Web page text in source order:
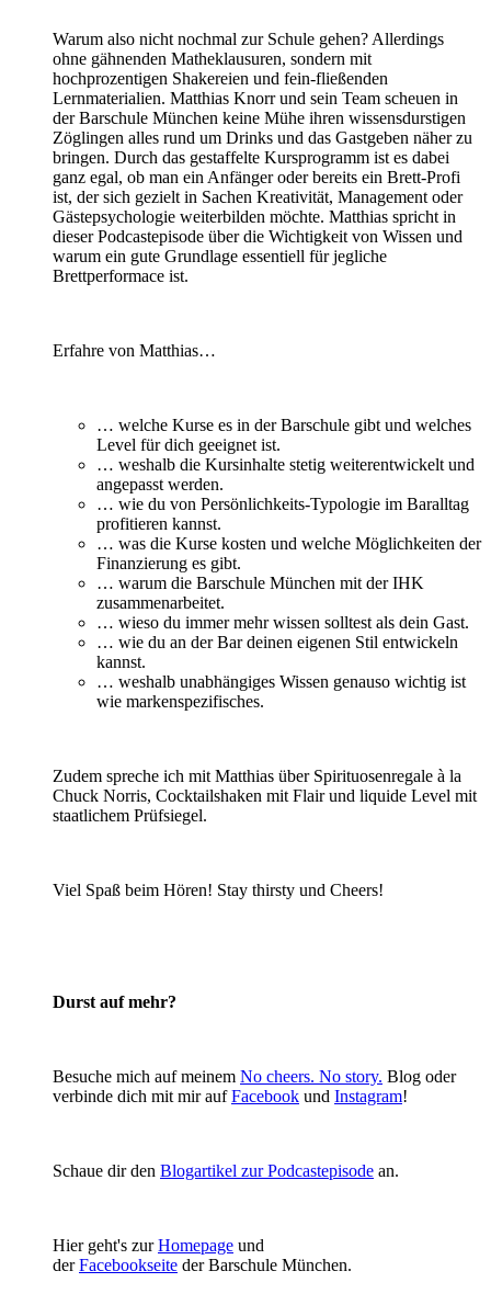
Warum also nicht nochmal zur Schule gehen? Allerdings
ohne gähnenden Matheklausuren, sondern mit
hochprozentigen Shakereien und fein-fließenden
Lernmaterialien. Matthias Knorr und sein Team scheuen in
der Barschule München keine Mühe ihren wissensdurstigen
Zöglingen alles rund um Drinks und das Gastgeben näher zu
bringen. Durch das gestaffelte Kursprogramm ist es dabei
ganz egal, ob man ein Anfänger oder bereits ein Brett-Profi
ist, der sich gezielt in Sachen Kreativität, Management oder
Gästepsychologie weiterbilden möchte. Matthias spricht in
dieser Podcastepisode über die Wichtigkeit von Wissen und
warum ein gute Grundlage essentiell für jegliche
Brettperformace ist.
Erfahre von Matthias…
… welche Kurse es in der Barschule gibt und welches
Level für dich geeignet ist.
… weshalb die Kursinhalte stetig weiterentwickelt und
angepasst werden.
… wie du von Persönlichkeits-Typologie im Baralltag
profitieren kannst.
… was die Kurse kosten und welche Möglichkeiten der
Finanzierung es gibt.
… warum die Barschule München mit der IHK
zusammenarbeitet.
… wieso du immer mehr wissen solltest als dein Gast.
… wie du an der Bar deinen eigenen Stil entwickeln
kannst.
… weshalb unabhängiges Wissen genauso wichtig ist
wie markenspezifisches.
Zudem spreche ich mit Matthias über Spirituosenregale à la
Chuck Norris, Cocktailshaken mit Flair und liquide Level mit
staatlichem Prüfsiegel.
Viel Spaß beim Hören! Stay thirsty und Cheers!
Durst auf mehr?
Besuche mich auf meinem No cheers. No story. Blog oder
verbinde dich mit mir aufFacebook und Instagram!
Schaue dir den Blogartikel zur Podcastepisode an.
Hier geht's zurHomepage und
derFacebookseite der Barschule München.